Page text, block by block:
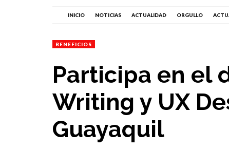
INICIO NOTICIAS ACTUALIDAD ORGULLO
BENEFICIOS
Participa en el
Writing y UX
Guayaquil